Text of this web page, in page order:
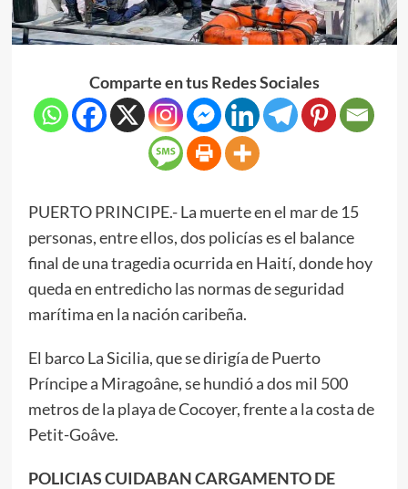
Comparte en tus Redes Sociales
PUERTO PRINCIPE.- La muerte en el mar de 15
personas, entre ellos, dos policías es el balance
final de una tragedia ocurrida en Haití, donde hoy
queda en entredicho las normas de seguridad
marítima en la nación caribeña.
El barco La Sicilia, que se dirigía de Puerto
Príncipe a Miragoâne, se hundió a dos mil 500
metros de la playa de Cocoyer, frente a la costa de
Petit-Goâve.
POLICIAS CUIDABAN CARGAMENTO DE